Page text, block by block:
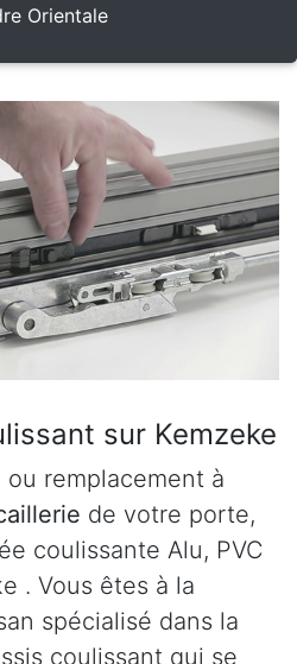
Orientale
sur Kemzeke
ou remplacement à
de votre porte,
coulissante Alu, PVC
. Vous êtes à la
spécialisé dans la
coulissant qui se